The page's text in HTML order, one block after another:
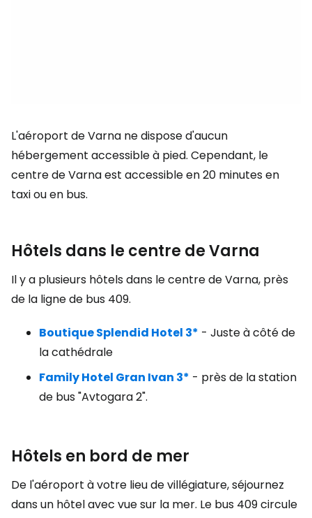
L'aéroport de Varna ne dispose d'aucun
hébergement accessible à pied. Cependant, le
centre de Varna est accessible en 20 minutes en
taxi ou en bus.
Hôtels dans le centre de Varna
Il y a plusieurs hôtels dans le centre de Varna, près
de la ligne de bus 409.
Boutique Splendid Hotel 3* - Juste à côté de
la cathédrale
Family Hotel Gran Ivan 3* - près de la station
de bus "Avtogara 2".
Hôtels en bord de mer
De l'aéroport à votre lieu de villégiature, séjournez
dans un hôtel avec vue sur la mer. Le bus 409 circule